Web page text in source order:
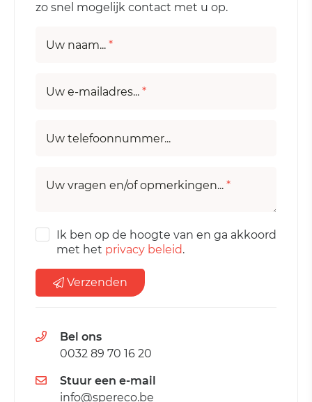
zo snel mogelijk contact met u op.
Uw naam... *
Uw e-mailadres... *
Uw telefoonnummer...
Uw vragen en/of opmerkingen... *
Ik ben op de hoogte van en ga akkoord
met het privacy beleid.
Verzenden
Bel ons
0032 89 70 16 20
Stuur een e-mail
info@spereco.be